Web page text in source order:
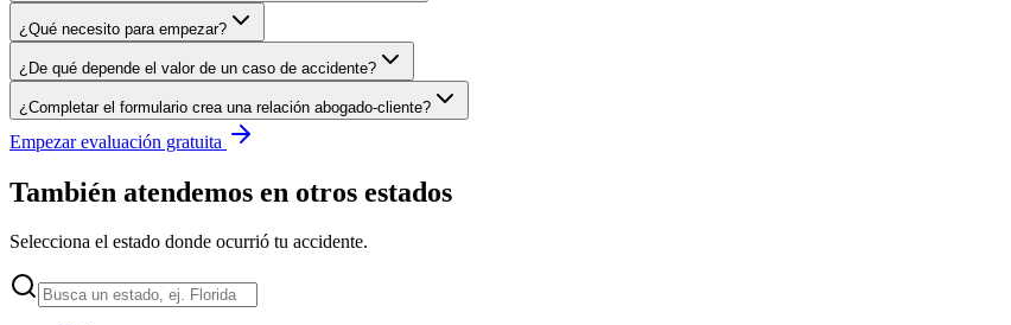
¿Qué necesito para empezar?
¿De qué depende el valor de un caso de accidente?
¿Completar el formulario crea una relación abogado-cliente?
Empezar evaluación gratuita
También atendemos en otros estados
Selecciona el estado donde ocurrió tu accidente.